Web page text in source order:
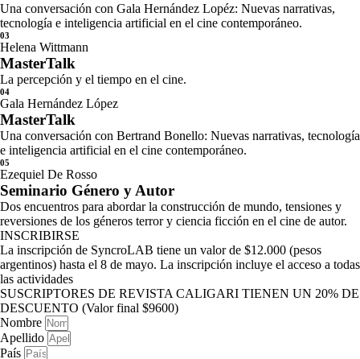
Una conversación con Gala Hernández Lopéz: Nuevas narrativas,
tecnología e inteligencia artificial en el cine contemporáneo.
03
Helena Wittmann
MasterTalk
La percepción y el tiempo en el cine.
04
Gala Hernández López
MasterTalk
Una conversación con Bertrand Bonello: Nuevas narrativas, tecnología
e inteligencia artificial en el cine contemporáneo.
05
Ezequiel De Rosso
Seminario Género y Autor
Dos encuentros para abordar la construcción de mundo, tensiones y
reversiones de los géneros terror y ciencia ficción en el cine de autor.
INSCRIBIRSE
La inscripción de SyncroLAB tiene un valor de $12.000 (pesos
argentinos) hasta el 8 de mayo. La inscripción incluye el acceso a todas
las actividades
SUSCRIPTORES DE REVISTA CALIGARI TIENEN UN 20% DE
DESCUENTO (Valor final $9600)
Nombre
Apellido
País